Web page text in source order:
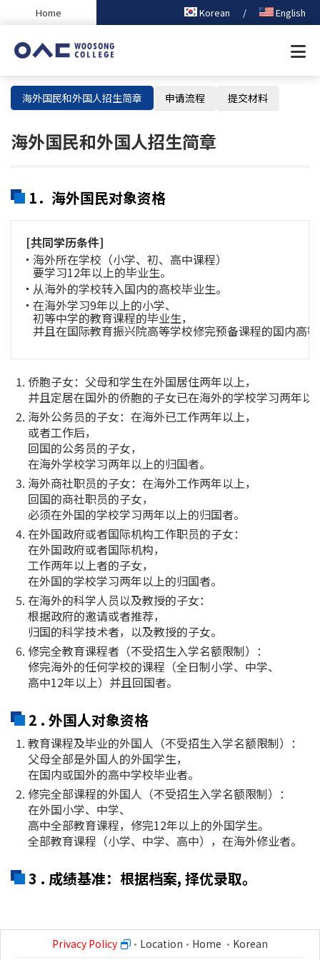
본문 바로가기
Home Korean / English
海外国民和外国人招生简章 申请流程 提交材料
海外国民和外国人招生简章
1．海外国民对象资格
[共同学历条件]
海外所在学校（小学、初、高中课程）
要学习12年以上的毕业生。
从海外的学校转入国内的高校毕业生。
在海外学习9年以上的小学、
初等中学的教育课程的毕业生，
并且在国际教育振兴院高等学校修完预备课程的国内高
侨胞子女：父母和学生在外国居住两年以上，
并且定居在国外的侨胞的子女已在海外的学校学习两年以
海外公务员的子女：在海外已工作两年以上，
或者工作后，
回国的公务员的子女，
在海外学校学习两年以上的归国者。
海外商社职员的子女：在海外工作两年以上，
回国的商社职员的子女，
必须在外国的学校学习两年以上的归国者。
在外国政府或者国际机构工作职员的子女：
在外国政府或者国际机构，
工作两年以上者的子女，
在外国的学校学习两年以上的归国者。
在海外的科学人员以及教授的子女：
根据政府的邀请或者推荐，
归国的科学技术者，以及教授的子女。
修完全教育课程者（不受招生入学名额限制）：
修完海外的任何学校的课程（全日制小学、中学、
高中12年以上）并且回国者。
2 . 外国人对象资格
教育课程及毕业的外国人（不受招生入学名额限制）：
父母全部是外国人的外国学生，
在国内或国外的高中学校毕业者。
修完全部课程的外国人（不受招生入学名额限制）：
在外国小学、中学、
高中全部教育课程，修完12年以上的外国学生。
全部教育课程（小学、中学、高中），在海外修业者。
3 . 成绩基准：根据档案, 择优录取。
Privacy Policy Location Home Korean